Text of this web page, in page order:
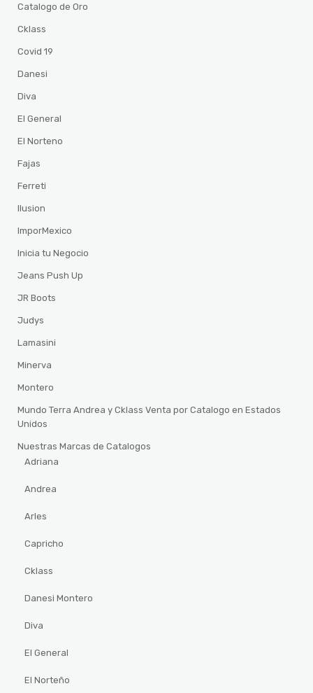
Catalogo de Oro
Cklass
Covid 19
Danesi
Diva
El General
El Norteno
Fajas
Ferreti
Ilusion
ImporMexico
Inicia tu Negocio
Jeans Push Up
JR Boots
Judys
Lamasini
Minerva
Montero
Mundo Terra Andrea y Cklass Venta por Catalogo en Estados
Unidos
Nuestras Marcas de Catalogos
Adriana
Andrea
Arles
Capricho
Cklass
Danesi Montero
Diva
El General
El Norteño